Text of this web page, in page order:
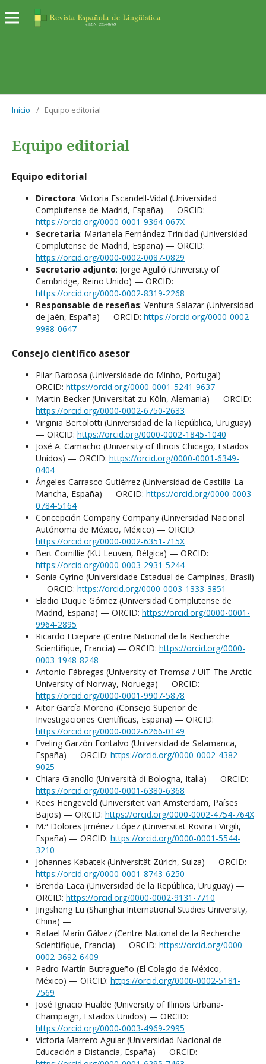
Inicio / Equipo editorial
Equipo editorial
Equipo editorial
Directora: Victoria Escandell-Vidal (Universidad
Complutense de Madrid, España) — ORCID:
https://orcid.org/0000-0001-9364-067X
Secretaria: Marianela Fernández Trinidad (Universidad
Complutense de Madrid, España) — ORCID:
https://orcid.org/0000-0002-0087-0829
Secretario adjunto: Jorge Agulló (University of
Cambridge, Reino Unido) — ORCID:
https://orcid.org/0000-0002-8319-2268
Responsable de reseñas: Ventura Salazar (Universidad
de Jaén, España) — ORCID: https://orcid.org/0000-0002-
9988-0647
Consejo científico asesor
Pilar Barbosa (Universidade do Minho, Portugal) —
ORCID: https://orcid.org/0000-0001-5241-9637
Martin Becker (Universität zu Köln, Alemania) — ORCID:
https://orcid.org/0000-0002-6750-2633
Virginia Bertolotti (Universidad de la República, Uruguay)
— ORCID: https://orcid.org/0000-0002-1845-1040
José A. Camacho (University of Illinois Chicago, Estados
Unidos) — ORCID: https://orcid.org/0000-0001-6349-
0404
Ángeles Carrasco Gutiérrez (Universidad de Castilla-La
Mancha, España) — ORCID: https://orcid.org/0000-0003-
0784-5164
Concepción Company Company (Universidad Nacional
Autónoma de México, México) — ORCID:
https://orcid.org/0000-0002-6351-715X
Bert Cornillie (KU Leuven, Bélgica) — ORCID:
https://orcid.org/0000-0003-2931-5244
Sonia Cyrino (Universidade Estadual de Campinas, Brasil)
— ORCID: https://orcid.org/0000-0003-1333-3851
Eladio Duque Gómez (Universidad Complutense de
Madrid, España) — ORCID: https://orcid.org/0000-0001-
9964-2895
Ricardo Etxepare (Centre National de la Recherche
Scientifique, Francia) — ORCID: https://orcid.org/0000-
0003-1948-8248
Antonio Fábregas (University of Tromsø / UiT The Arctic
University of Norway, Noruega) — ORCID:
https://orcid.org/0000-0001-9907-5878
Aitor García Moreno (Consejo Superior de
Investigaciones Científicas, España) — ORCID:
https://orcid.org/0000-0002-6266-0149
Eveling Garzón Fontalvo (Universidad de Salamanca,
España) — ORCID: https://orcid.org/0000-0002-4382-
9025
Chiara Gianollo (Università di Bologna, Italia) — ORCID:
https://orcid.org/0000-0001-6380-6368
Kees Hengeveld (Universiteit van Amsterdam, Países
Bajos) — ORCID: https://orcid.org/0000-0002-4754-764X
M.ª Dolores Jiménez López (Universitat Rovira i Virgili,
España) — ORCID: https://orcid.org/0000-0001-5544-
3210
Johannes Kabatek (Universität Zürich, Suiza) — ORCID:
https://orcid.org/0000-0001-8743-6250
Brenda Laca (Universidad de la República, Uruguay) —
ORCID: https://orcid.org/0000-0002-9131-7710
Jingsheng Lu (Shanghai International Studies University,
China) —
Rafael Marín Gálvez (Centre National de la Recherche
Scientifique, Francia) — ORCID: https://orcid.org/0000-
0002-3692-6409
Pedro Martín Butragueño (El Colegio de México,
México) — ORCID: https://orcid.org/0000-0002-5181-
7569
José Ignacio Hualde (University of Illinois Urbana-
Champaign, Estados Unidos) — ORCID:
https://orcid.org/0000-0003-4969-2995
Victoria Marrero Aguiar (Universidad Nacional de
Educación a Distancia, España) — ORCID: